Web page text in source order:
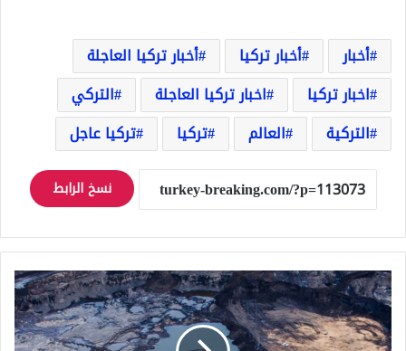
أخبار أخبار تركيا
أخبار تركيا العاجلة
اخبار تركيا
اخبار تركيا العاجلة
التركي
التركية
العالم تركيا تركيا عاجل
نسخ الرابط
على
حدود
دولتين
عربيتين..